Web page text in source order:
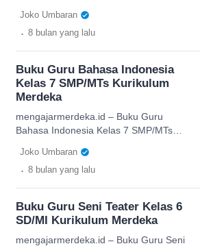
disesuaikan dengan […]
panduan komprehensif bagi pendidik
dalam melaksanakan pembelajaran yang
pendekatan deep learning, buku ini
membantu guru mengarahkan peserta
didik agar mampu mengembangkan
keterampilan berbahasa secara
terintegrasi, mulai dari listening,
Selaras dengan […]
Joko Umbaran
. 8 bulan yang lalu
Buku Guru Bahasa Indonesia
Kelas 7 SMP/MTs Kurikulum
Merdeka
mengajarmerdeka.id – Buku Guru
Bahasa Indonesia Kelas 7 SMP/MTs
panduan komprehensif bagi pendidik
untuk melaksanakan pembelajaran yang
menyajikan alur pembelajaran yang
menekankan proses berpikir kritis,
analitis, dan kreatif. Pendekatan deep
Joko Umbaran
. 8 bulan yang lalu
Buku Guru Seni Teater Kelas 6
SD/MI Kurikulum Merdeka
mengajarmerdeka.id – Buku Guru Seni